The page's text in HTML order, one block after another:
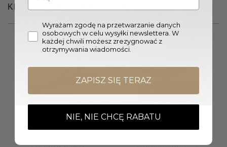
KLIENCI OGLĄDALI RÓWNIEŻ
Wyrażam zgodę na przetwarzanie danych
osobowych w celu wysyłki newslettera. W
każdej chwili możesz zrezygnować z
otrzymywania wiadomości.
ZAPISZ SIĘ TERAZ
NIE, NIE CHCĘ RABATU